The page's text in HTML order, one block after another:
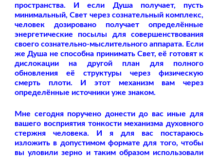
пространства. И если Душа получает, пусть
минимальный, Свет через сознательный комплекс,
человек дозировано получает определённые
энергетические посылы для совершенствования
своего сознательно-мыслительного аппарата. Если
же Душа не способна принимать Свет, её готовят к
дислокации на другой план для полного
обновления её структуры через физическую
смерть плоти. И этот механизм вам через
определённые источники уже знаком.
Мне сегодня поручено донести до вас иные для
вашего восприятия тонкости механизма духовного
стержня человека. И я для вас постараюсь
изложить в допустимом формате для того, чтобы
вы уловили зерно и таким образом использовали